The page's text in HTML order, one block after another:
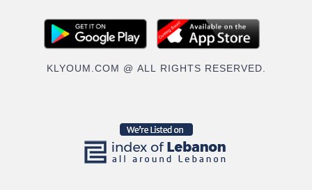
KLYOUM.COM @ ALL RIGHTS RESERVED.